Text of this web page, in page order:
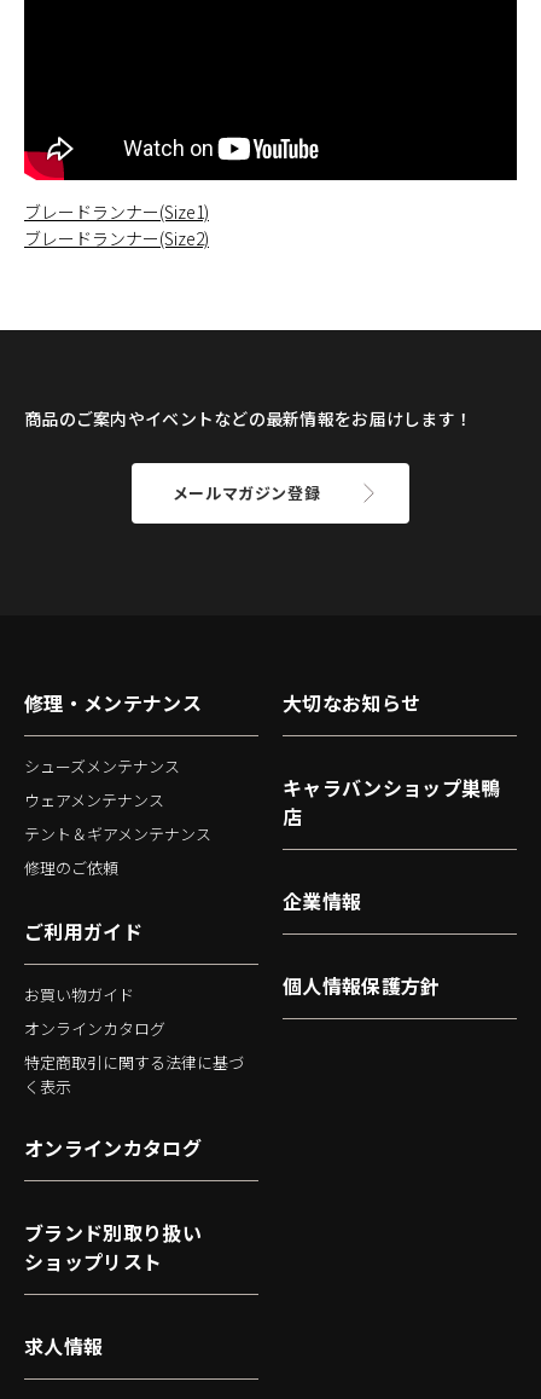
ブレードランナー(Size1)
ブレードランナー(Size2)
商品のご案内やイベントなどの最新情報をお届けします！
メールマガジン登録
修理・メンテナンス
シューズメンテナンス
ウェアメンテナンス
テント＆ギアメンテナンス
修理のご依頼
ご利用ガイド
お買い物ガイド
オンラインカタログ
特定商取引に関する法律に基づ
く表示
大切なお知らせ
キャラバンショップ巣鴨
店
企業情報
個人情報保護方針
オンラインカタログ
ブランド別取り扱い
ショップリスト
求人情報